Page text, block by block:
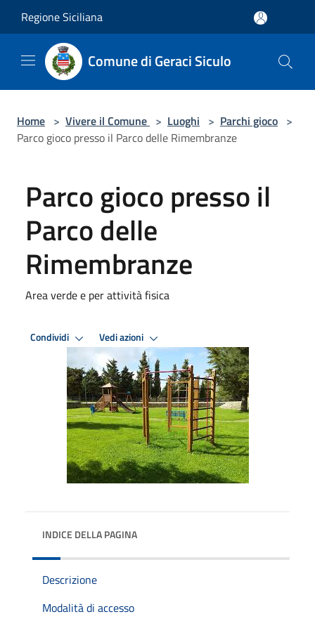
Regione Siciliana
Comune di Geraci Siculo
Home > Vivere il Comune > Luoghi > Parchi gioco >
Parco gioco presso il Parco delle Rimembranze
Parco gioco presso il
Parco delle
Rimembranze
Area verde e per attività fisica
Condividi Vedi azioni
INDICE DELLA PAGINA
Descrizione
Modalità di accesso